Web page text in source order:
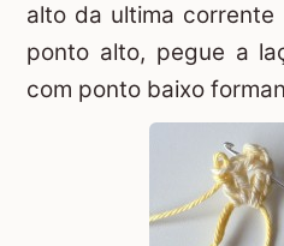
alto da ultima
ponto alto, pegue a
com ponto baixo